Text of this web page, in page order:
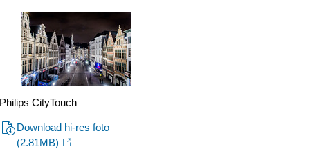
Philips CityTouch
Download hi-res foto
(2.81MB)